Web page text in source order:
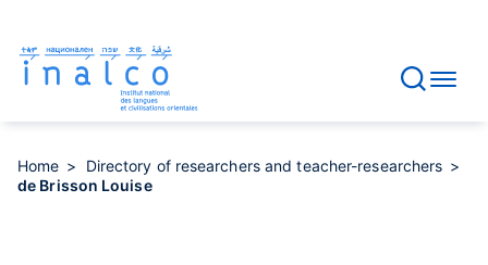
main
content
Home
Directory of researchers and teacher-researchers
de Brisson Louise